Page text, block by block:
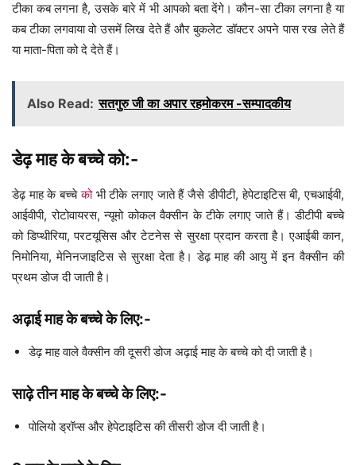
टीका कब लगना है, उसके बारे में भी आपको बता देंगे। कौन-सा टीका लगना है या
कब टीका लगवाया वो उसमें लिख देते हैं और बुकलेट डॉक्टर अपने पास रख लेते हैं
या माता-पिता को दे देते हैं।
Also Read: सतगुरु जी का अपार रहमोकरम -सम्पादकीय
डेढ़ माह के बच्चे को:-
डेढ़ माह के बच्चेकोभी टीके लगाए जाते हैं जैसे डीपीटी, हेपेटाइटिस बी, एचआईवी,
आईवीपी, रोटोवायरस, न्यूमो कोकल वैक्सीन के टीके लगाए जाते हैं। डीटीपी बच्चे
को डिप्थीरिया, परटयूसिस और टेटनेस से सुरक्षा प्रदान करता है। एआईबी कान,
निमोनिया, मेनिनजाइटिस से सुरक्षा देता है। डेढ़ माह की आयु में इन वैक्सीन की
प्रथम डोज दी जाती है।
अढ़ाई माह के बच्चे के लिए:-
डेढ़ माह वाले वैक्सीन की दूसरी डोज अढ़ाई माह के बच्चे को दी जाती है।
साढ़े तीन माह के बच्चे के लिए:-
पोलियो ड्रॉप्स और हेपेटाइटिस की तीसरी डोज दी जाती है।